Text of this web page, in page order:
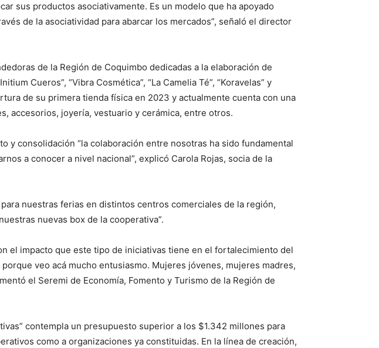
sus productos asociativamente. Es un modelo que ha apoyado
de la asociatividad para abarcar los mercados”, señaló el director
de la Región de Coquimbo dedicadas a la elaboración de
Cueros”, “Vibra Cosmética”, “La Camelia Té”, “Koravelas” y
de su primera tienda física en 2023 y actualmente cuenta con una
accesorios, joyería, vestuario y cerámica, entre otros.
y consolidación “la colaboración entre nosotras ha sido fundamental
a conocer a nivel nacional”, explicó Carola Rojas, socia de la
nuestras ferias en distintos centros comerciales de la región,
nuevas box de la cooperativa”.
el impacto que este tipo de iniciativas tiene en el fortalecimiento del
veo acá mucho entusiasmo. Mujeres jóvenes, mujeres madres,
el Seremi de Economía, Fomento y Turismo de la Región de
contempla un presupuesto superior a los $1.342 millones para
como a organizaciones ya constituidas. En la línea de creación,